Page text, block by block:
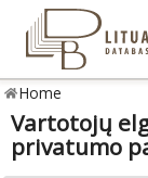
Home
Vartotojų
privatumo